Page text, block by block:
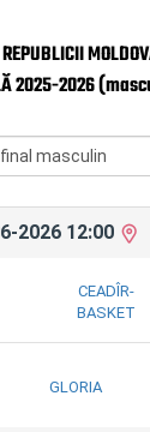
2025-2026
2026 12:00
CEADÎR-
BASKET
GLORIA